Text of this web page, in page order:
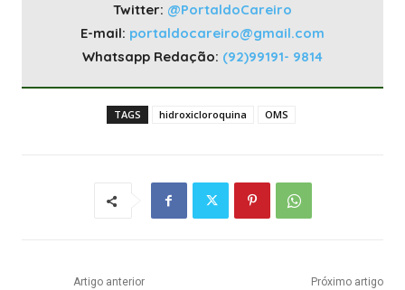
Twitter: @PortaldoCareiro
E-mail: portaldocareiro@gmail.com
Whatsapp Redação: (92)99191- 9814
TAGS hidroxicloroquina OMS
Artigo anterior Próximo artigo